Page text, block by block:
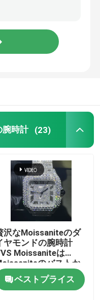
スト
腕時計 (23)
沢なMoissaniteのダ
ヤモンドの腕時計
Moissaniteは
のバストか
凍った
ベストプライス